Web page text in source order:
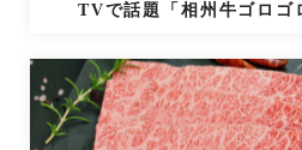
TVで話題「相州牛ゴロゴ